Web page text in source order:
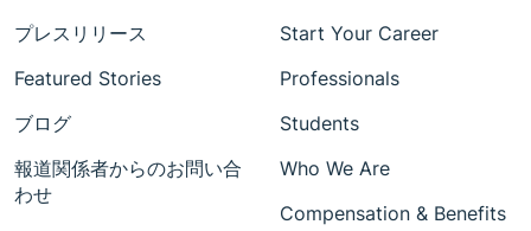
プレスリリース
Featured Stories
ブログ
報道関係者からのお問い合
わせ
Start Your Career
Professionals
Students
Who We Are
Compensation & Benefits